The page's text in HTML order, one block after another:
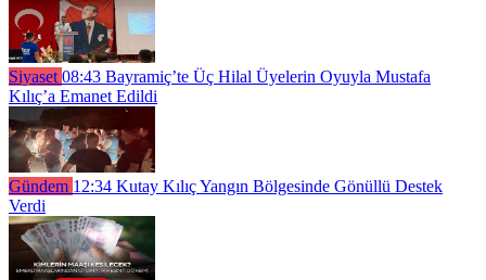
Siyaset 08:43 Bayramiç’te Üç Hilal Üyelerin Oyuyla Mustafa
Kılıç’a Emanet Edildi
Gündem 12:34 Kutay Kılıç Yangın Bölgesinde Gönüllü Destek
Verdi